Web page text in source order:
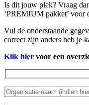
Is dit jouw plek? Vraag
‘PREMIUM pakket’ voor
Vul de onderstaande
correct zijn anders heb je
Klik hier voor een